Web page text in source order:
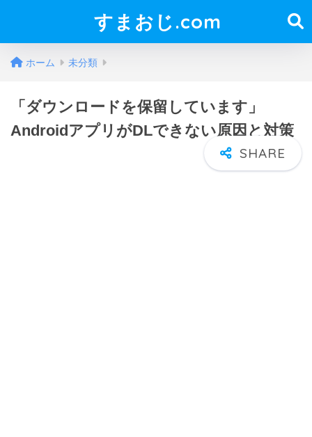
すまおじ.com
ホーム 未分類
「ダウンロードを保留しています」
AndroidアプリがDLできない原因と対策